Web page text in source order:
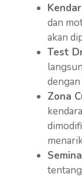
dan
akan
Test
Zona